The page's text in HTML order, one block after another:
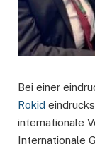
Bei einer
Rokid
internationale
Internationale